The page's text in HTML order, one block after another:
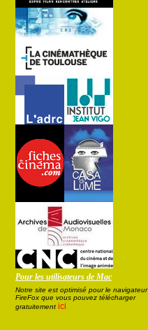
Pour les utilisateurs de Mac
Notre site est optimisé pour le navigateur
FireFox que vous pouvez télécharger
gratuitement ici